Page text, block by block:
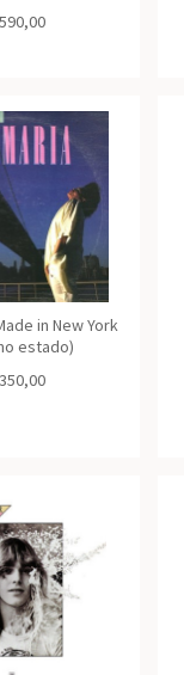
590,00
in New York
estado)
350,00